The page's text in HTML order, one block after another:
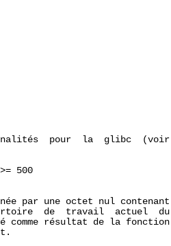
pour  la  glibc  (voir
>= 500
par une octet nul contenant
de  travail  actuel  du
comme résultat de la fonction